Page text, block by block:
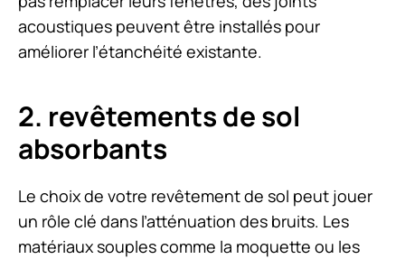
acoustiques peuvent être installés pour
améliorer l’étanchéité existante.
2. revêtements de sol
absorbants
Le choix de votre revêtement de sol peut jouer
un rôle clé dans l’atténuation des bruits. Les
matériaux souples comme la moquette ou les